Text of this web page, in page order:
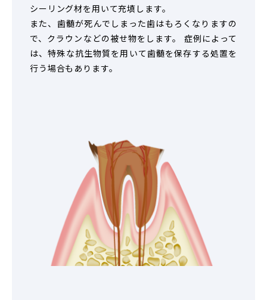
シーリング材を用いて充填します。
また、歯髄が死んでしまった歯はもろくなりますの
で、クラウンなどの被せ物をします。 症例によって
は、特殊な抗生物質を用いて歯髄を保存する処置を
行う場合もあります。